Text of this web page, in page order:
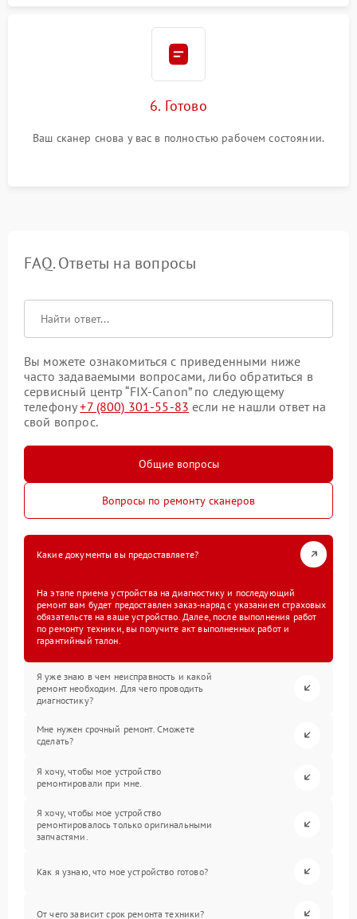
6. Готово
Ваш сканер снова у вас в полностью рабочем состоянии.
FAQ. Ответы на вопросы
Вы можете ознакомиться с приведенными ниже
часто задаваемыми вопросами, либо обратиться в
сервисный центр “FIX-Canon” по следующему
телефону+7 (800) 301-55-83 если не нашли ответ на
свой вопрос.
Общие вопросы
Вопросы по ремонту сканеров
Какие документы вы предоставляете?
На этапе приема устройства на диагностику и последующий
ремонт вам будет предоставлен заказ-наряд с указанием страховых
обязательств на ваше устройство. Далее, после выполнения работ
по ремонту техники, вы получите акт выполненных работ и
гарантийный талон.
Я уже знаю в чем неисправность и какой
ремонт необходим. Для чего проводить
диагностику?
Мне нужен срочный ремонт. Сможете
сделать?
Я хочу, чтобы мое устройство
ремонтировали при мне.
Я хочу, чтобы мое устройство
ремонтировалось только оригинальными
запчастями.
Как я узнаю, что мое устройство готово?
От чего зависит срок ремонта техники?